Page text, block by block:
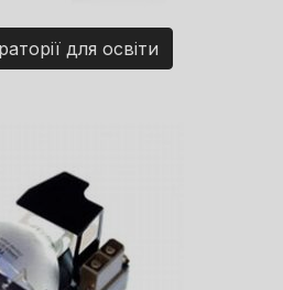
для освіти